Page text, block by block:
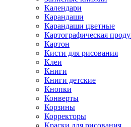
Календари
Карандаши
Карандаши цветные
Картографическая
Картон
Кисти для рисования
Клеи
Книги
Книги детские
Кнопки
Конверты
Корзины
Корректоры
Краски для рисования